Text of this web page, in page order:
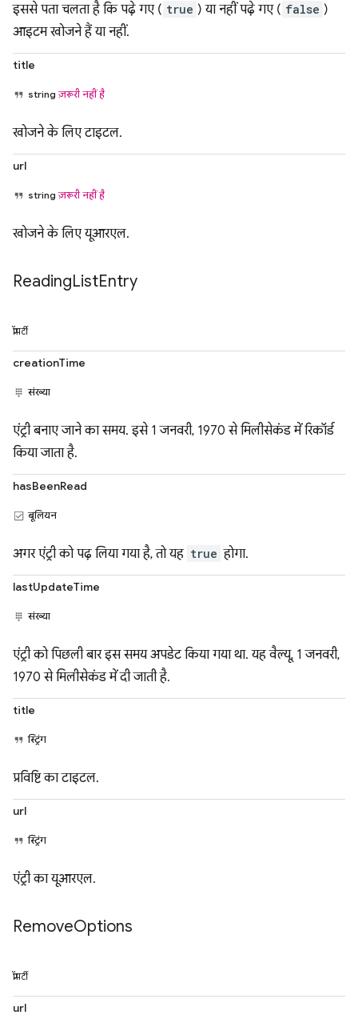
इससे पता चलता है कि पढ़े गए ( true ) या नहीं पढ़े गए ( false )
आइटम खोजने हैं या नहीं.
title
stringज़रूरी नहीं है
खोजने के लिए टाइटल.
url
stringज़रूरी नहीं है
खोजने के लिए यूआरएल.
ReadingListEntry
प्रॉपर्टी
creationTime
संख्या
एंट्री बनाए जाने का समय. इसे 1 जनवरी, 1970 से मिलीसेकंड में रिकॉर्ड
किया जाता है.
hasBeenRead
बूलियन
अगर एंट्री को पढ़ लिया गया है, तो यह true होगा.
lastUpdateTime
संख्या
एंट्री को पिछली बार इस समय अपडेट किया गया था. यह वैल्यू, 1 जनवरी,
1970 से मिलीसेकंड में दी जाती है.
title
स्ट्रिंग
प्रविष्टि का टाइटल.
url
स्ट्रिंग
एंट्री का यूआरएल.
RemoveOptions
प्रॉपर्टी
url